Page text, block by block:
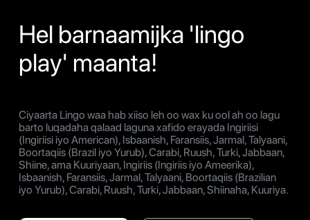
Hel barnaamijka 'lingo
play' maanta!
Ciyaarta Lingo waa hab xiiso leh oo wax ku ool ah oo lagu
barto luqadaha qalaad laguna xafido erayada Ingiriisi
(Ingiriisi iyo American), Isbaanish, Faransiis, Jarmal, Talyaani,
Boortaqiis (Brazil iyo Yurub), Carabi, Ruush, Turki, Jabbaan,
Shiine, ama Kuuriyaan, Ingiriis (Ingiriis iyo Ameerika),
Isbaanish, Faransiis, Jarmal, Talyaani, Boortaqiis (Brazilian
iyo Yurub), Carabi, Ruush, Turki, Jabbaan, Shiinaha, Kuuriya.